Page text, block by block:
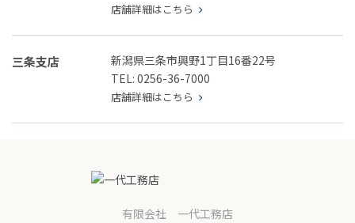
店舗詳細はこちら
三条支店
新潟県三条市興野1丁目16番22号
TEL: 0256-36-7000
店舗詳細はこちら
有限会社 一代工務店